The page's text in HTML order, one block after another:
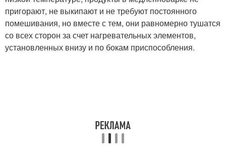
пригорают, не выкипают и не требуют постоянного
помешивания, но вместе с тем, они равномерно тушатся
со всех сторон за счет нагревательных элементов,
установленных внизу и по бокам приспособления.